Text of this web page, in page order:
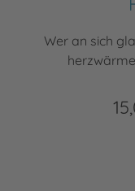
Wer an sich